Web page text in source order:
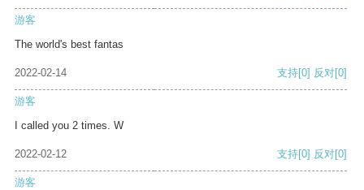
游客
The world's best fantas
2022-02-14 支持[0] 反对[0]
游客
I called you 2 times. W
2022-02-12 支持[0] 反对[0]
游客